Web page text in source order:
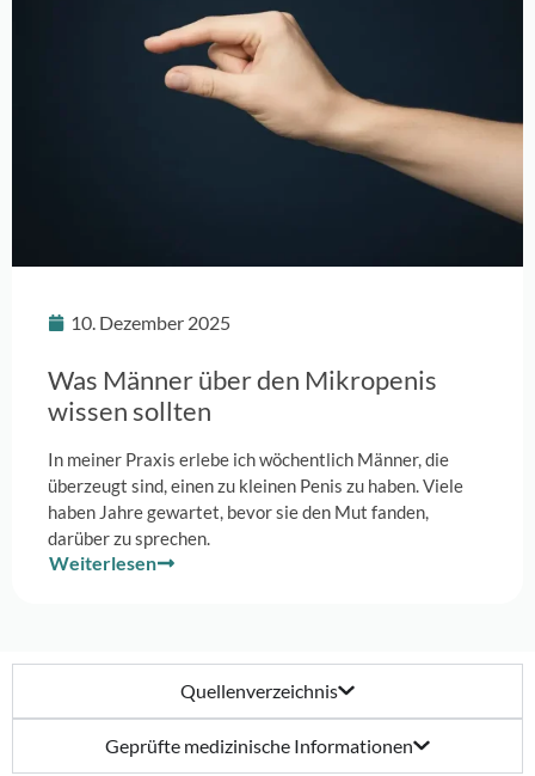
10. Dezember 2025
Was Männer über den Mikropenis
wissen sollten
In meiner Praxis erlebe ich wöchentlich Männer, die
überzeugt sind, einen zu kleinen Penis zu haben. Viele
haben Jahre gewartet, bevor sie den Mut fanden,
darüber zu sprechen.
Weiterlesen
Quellenverzeichnis
Geprüfte medizinische Informationen